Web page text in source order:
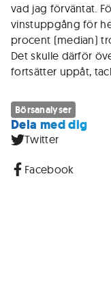
vad jag förväntat.
vinstuppgång för
procent (median)
Det skulle därför
fortsätter uppåt,
Börsanalyser
Dela med dig
Twitter
Facebook